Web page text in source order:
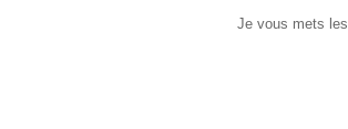
Je vous mets